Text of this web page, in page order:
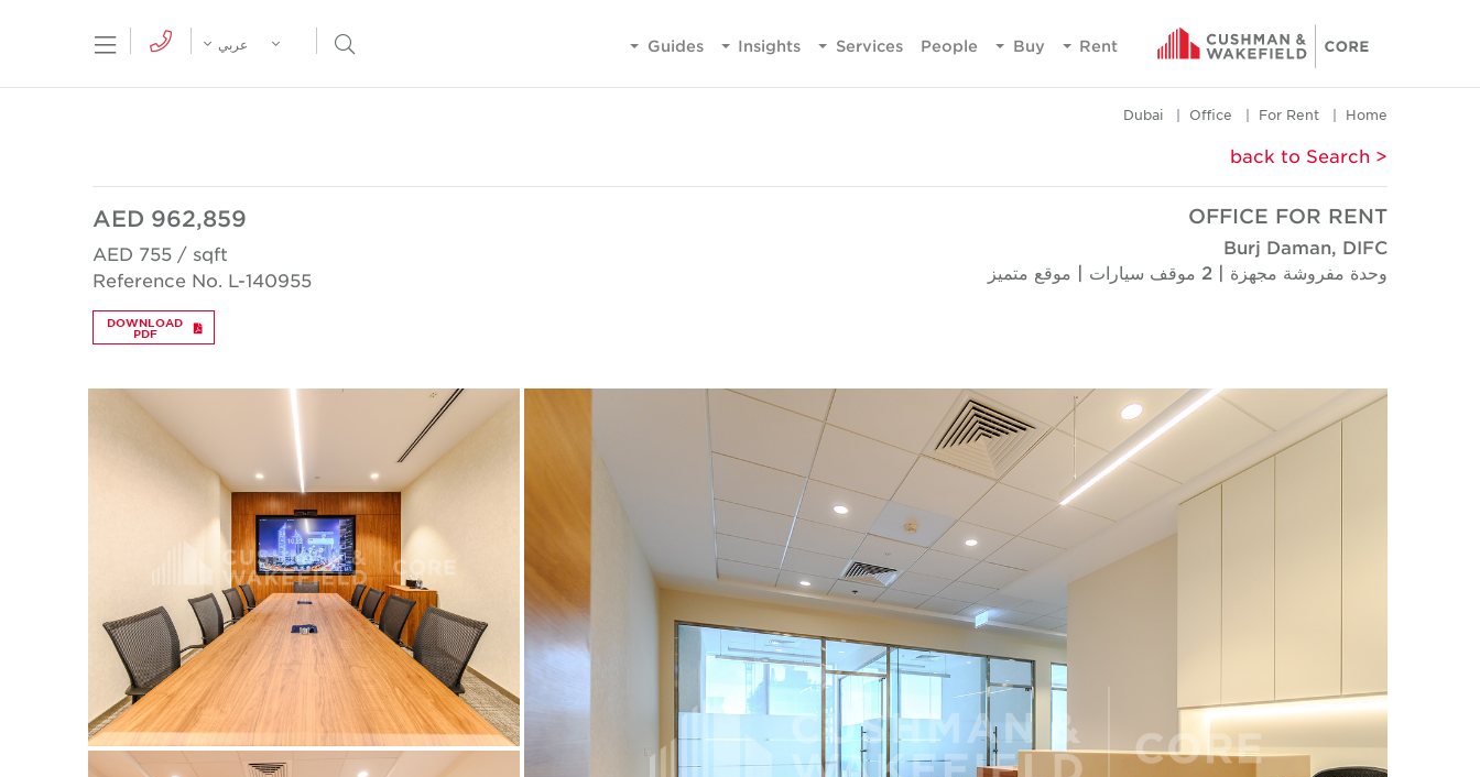
Rent
Buy
People
Services
Insights
Guides
Menu Open Search Menu
عربي
Home
For Rent
Office
Dubai
< back to Search
OFFICE FOR RENT
Burj Daman, DIFC
وحدة مفروشة مجهزة | 2 موقف سيارات | موقع متميز
AED 962,859
AED 755 / sqft
Reference No. L-140955
DOWNLOAD
PDF